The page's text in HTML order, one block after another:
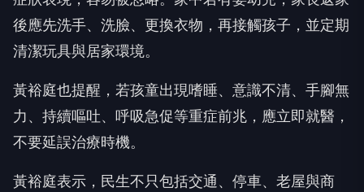
後應先洗手、洗臉、更換衣物，再接觸孩子，並定期
清潔玩具與居家環境。
黃裕庭也提醒，若孩童出現嗜睡、意識不清、手腳無
力、持續嘔吐、呼吸急促等重症前兆，應立即就醫，
不要延誤治療時機。
黃裕庭表示，民生不只包括交通、停車、老屋與商